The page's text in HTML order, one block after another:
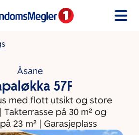
Åsane
57F
med flott utsikt og store
Takterrasse på 30 m² og
23 m² | Garasjeplass